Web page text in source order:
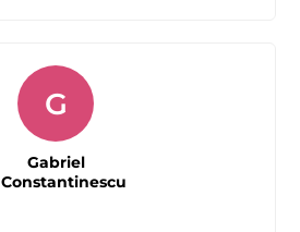
G
Gabriel
Constantinescu